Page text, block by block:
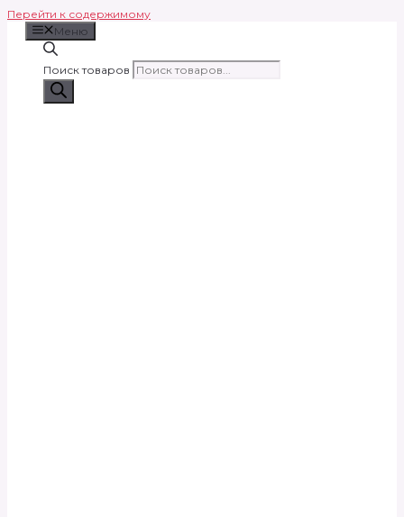
Перейти к содержимому
Меню
Поиск товаров